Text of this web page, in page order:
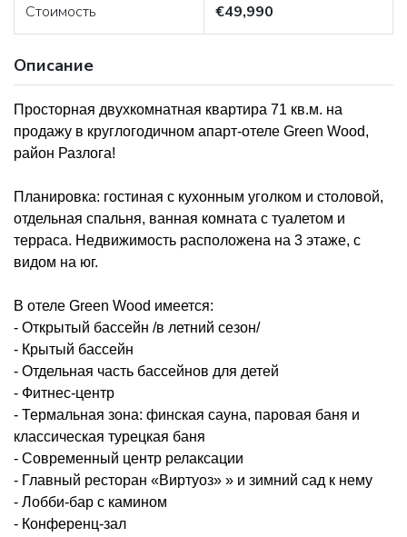
Стоимость €49,990
Описание
Просторная двухкомнатная квартира 71 кв.м. на
продажу в круглогодичном апарт-отеле Green Wood,
район Разлога!
Планировка: гостиная с кухонным уголком и столовой,
отдельная спальня, ванная комната с туалетом и
терраса. Недвижимость расположена на 3 этаже, с
видом на юг.
В отеле Green Wood имеется:
- Открытый бассейн /в летний сезон/
- Крытый бассейн
- Отдельная часть бассейнов для детей
- Фитнес-центр
- Термальная зона: финская сауна, паровая баня и
классическая турецкая баня
- Современный центр релаксации
- Главный ресторан «Виртуоз» » и зимний сад к нему
- Лобби-бар с камином
- Конференц-зал